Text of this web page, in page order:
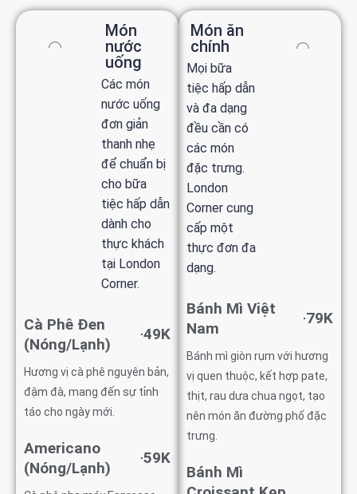
Món
nước
uống
Các món
nước uống
đơn giản
thanh nhẹ
để chuẩn bị
cho bữa
tiệc hấp dẫn
dành cho
thực khách
tại London
Corner.
Cà Phê Đen
(Nóng/Lạnh)
49K
Hương vị cà phê nguyên bản,
đậm đà, mang đến sự tỉnh
táo cho ngày mới.
Americano
(Nóng/Lạnh)
59K
Món ăn
chính
Mọi bữa
tiệc hấp dẫn
và đa dạng
đều cần có
các món
đặc trưng.
London
Corner cung
cấp một
thực đơn đa
dạng.
Bánh Mì Việt
Nam
79K
Bánh mì giòn rụm với hương
vị quen thuộc, kết hợp pate,
thịt, rau dưa chua ngọt, tạo
nên món ăn đường phố đặc
trưng.
Bánh Mì